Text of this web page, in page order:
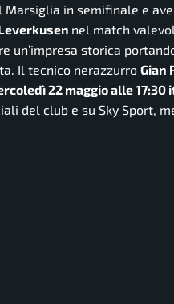
Marsiglia in semifinale e
nel match
un’impresa storica
Il tecnico nerazzurro Gian
22 maggio alle 17:30
del club e su Sky Sport,